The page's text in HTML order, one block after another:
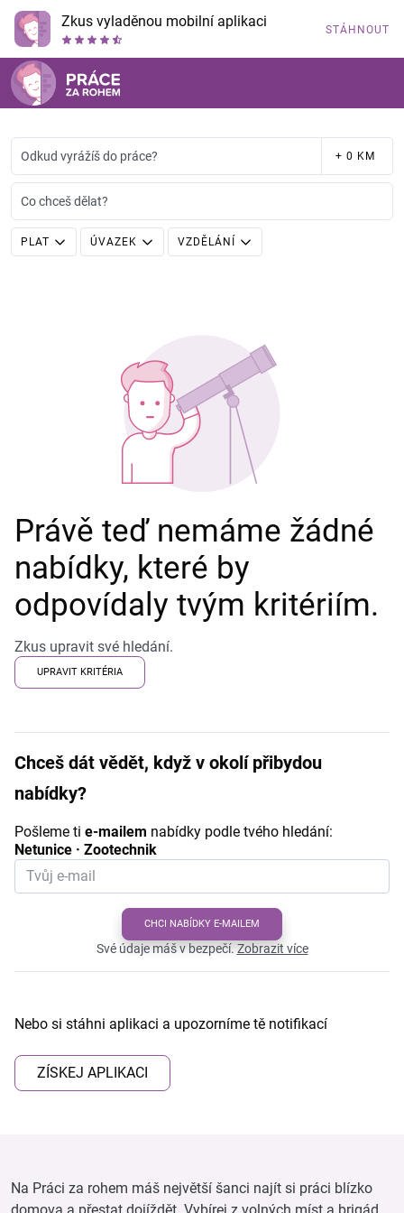
Zkus vyladěnou mobilní aplikaci STÁHNOUT
Odkud vyrážíš do práce? + 0 KM
Co chceš dělat?
PLAT ÚVAZEK VZDĚLÁNÍ
Právě teď nemáme žádné
nabídky, které by
odpovídaly tvým kritériím.
Zkus upravit své hledání.
UPRAVIT KRITÉRIA
Chceš dát vědět, když v okolí přibydou
nabídky?
Pošleme ti e-mailem nabídky podle tvého hledání:
Netunice · Zootechnik
CHCI NABÍDKY E-MAILEM
Své údaje máš v bezpečí.Zobrazit více
Nebo si stáhni aplikaci a upozorníme tě notifikací
ZÍSKEJ APLIKACI
Na Práci za rohem máš největší šanci najít si práci blízko
domova a přestat dojíždět. Vybírej z volných míst a brigád